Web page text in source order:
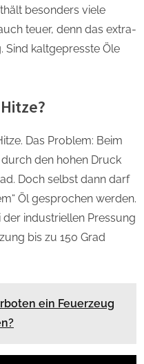
besonders viele
teuer, denn das extra-
Sind kaltgepresste Öle
Das Problem: Beim
den hohen Druck
Doch selbst dann darf
Öl gesprochen werden.
industriellen Pressung
bis zu 150 Grad
ein Feuerzeug